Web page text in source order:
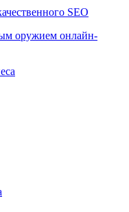
SEO
оружием онлайн-